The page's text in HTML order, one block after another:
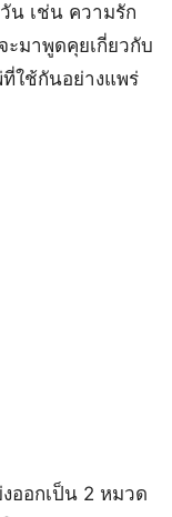
น เช่น ความรัก
ะมาพูดคุยเกี่ยวกับ
ใช้กันอย่างแพร่
ออกเป็น 2 หมวด